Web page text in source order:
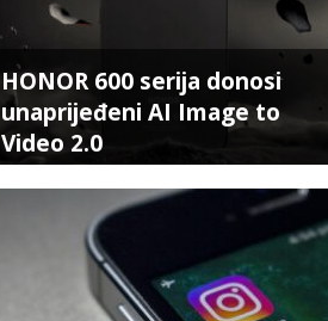
HONOR 600 serija donosi
unaprijeđeni AI Image to
Video 2.0